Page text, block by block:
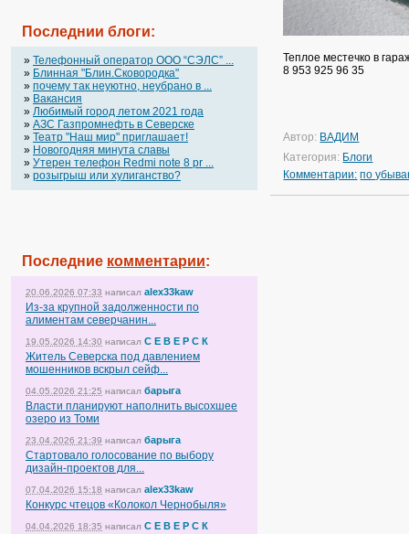
Последнии блоги:
» Телефонный оператор OOO “СЭЛС” ...
» Блинная "Блин.Сковородка"
» почему так неуютно, неубрано в ...
» Вакансия
» Любимый город летом 2021 года
» АЗС Газпромнефть в Северске
» Театр "Наш мир" приглашает!
» Новогодняя минута славы
» Утерен телефон Redmi note 8 pr ...
» розыгрыш или хулиганство?
Последние комментарии:
20.06.2026 07:33 написал alex33kaw
Из-за крупной задолженности по
алиментам северчанин...
19.05.2026 14:30 написал С Е В Е Р С К
Житель Северска под давлением
мошенников вскрыл сейф...
04.05.2026 21:25 написал барыга
Власти планируют наполнить высохшее
озеро из Томи
23.04.2026 21:39 написал барыга
Стартовало голосование по выбору
дизайн-проектов для...
07.04.2026 15:18 написал alex33kaw
Конкурс чтецов «Колокол Чернобыля»
04.04.2026 18:35 написал С Е В Е Р С К
Теплое местечко в
8 953 925 96 35
Автор: ВАДИМ
Категория: Блоги
Комментарии: по